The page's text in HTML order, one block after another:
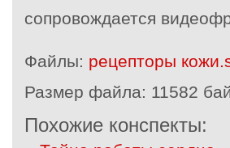
сопровождается
Файлы: рецепторы
Размер файла: 11582
Похожие конспекты: